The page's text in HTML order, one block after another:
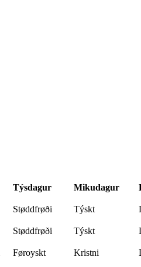
Týsdagur Mikudagur
Støddfrøði Týskt
Støddfrøði Týskt
Føroyskt Kristni